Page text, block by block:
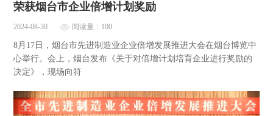
荣获烟台市企业倍增计划奖励
2024-08-30 阅读量：100
8月17日，烟台市先进制造业企业倍增发展推进大会在烟台博览中
心举行。会上，烟台发布《关于对倍增计划培育企业进行奖励的
决定》，现场向符